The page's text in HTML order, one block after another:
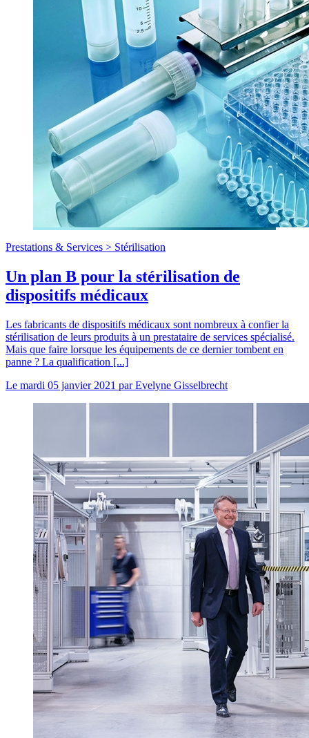
Prestations & Services > Stérilisation
Un plan B pour la stérilisation de
dispositifs médicaux
Les fabricants de dispositifs médicaux sont nombreux à confier la
stérilisation de leurs produits à un prestataire de services spécialisé.
Mais que faire lorsque les équipements de ce dernier tombent en
panne ? La qualification [...]
Le mardi 05 janvier 2021 parEvelyne Gisselbrecht